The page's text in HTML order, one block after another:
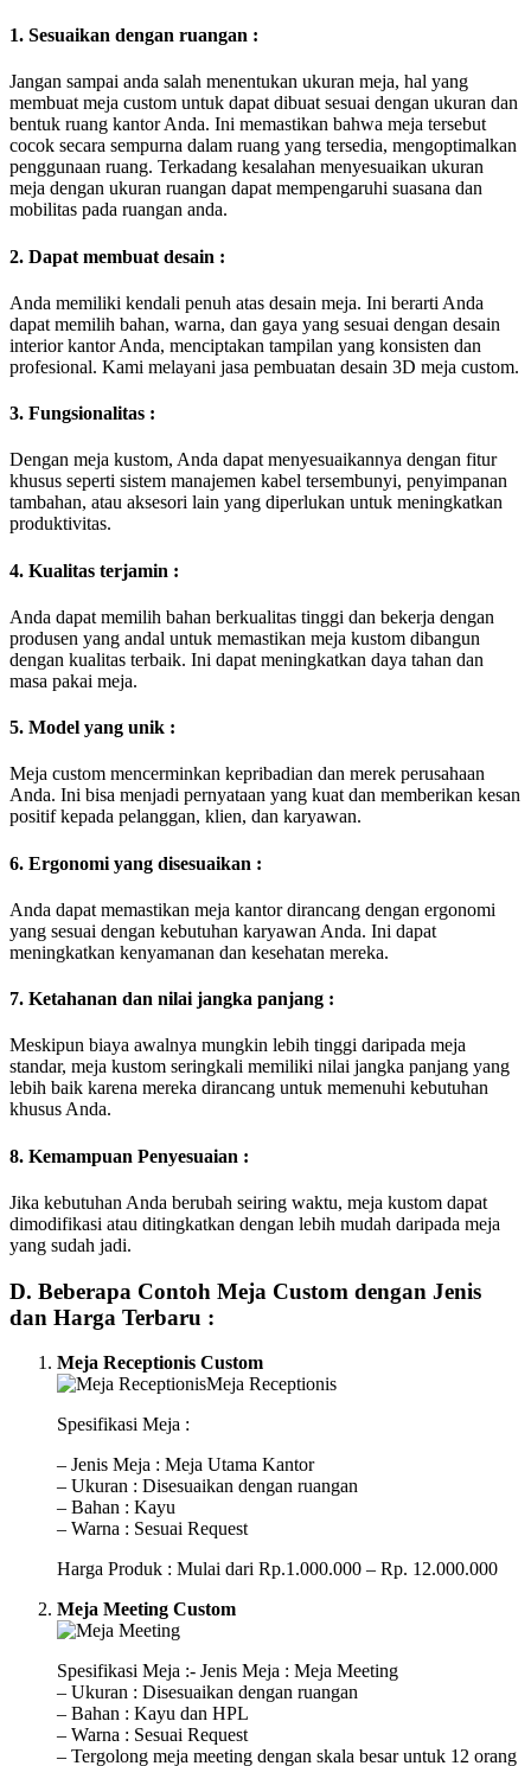
1. Sesuaikan dengan ruangan :
Jangan sampai anda salah menentukan ukuran meja, hal yang
membuat meja custom untuk dapat dibuat sesuai dengan ukuran dan
bentuk ruang kantor Anda. Ini memastikan bahwa meja tersebut
cocok secara sempurna dalam ruang yang tersedia, mengoptimalkan
penggunaan ruang. Terkadang kesalahan menyesuaikan ukuran
meja dengan ukuran ruangan dapat mempengaruhi suasana dan
mobilitas pada ruangan anda.
2. Dapat membuat desain :
Anda memiliki kendali penuh atas desain meja. Ini berarti Anda
dapat memilih bahan, warna, dan gaya yang sesuai dengan desain
interior kantor Anda, menciptakan tampilan yang konsisten dan
profesional. Kami melayani jasa pembuatan desain 3D meja custom.
3. Fungsionalitas :
Dengan meja kustom, Anda dapat menyesuaikannya dengan fitur
khusus seperti sistem manajemen kabel tersembunyi, penyimpanan
tambahan, atau aksesori lain yang diperlukan untuk meningkatkan
produktivitas.
4. Kualitas terjamin :
Anda dapat memilih bahan berkualitas tinggi dan bekerja dengan
produsen yang andal untuk memastikan meja kustom dibangun
dengan kualitas terbaik. Ini dapat meningkatkan daya tahan dan
masa pakai meja.
5. Model yang unik :
Meja custom mencerminkan kepribadian dan merek perusahaan
Anda. Ini bisa menjadi pernyataan yang kuat dan memberikan kesan
positif kepada pelanggan, klien, dan karyawan.
6. Ergonomi yang disesuaikan :
Anda dapat memastikan meja kantor dirancang dengan ergonomi
yang sesuai dengan kebutuhan karyawan Anda. Ini dapat
meningkatkan kenyamanan dan kesehatan mereka.
7. Ketahanan dan nilai jangka panjang :
Meskipun biaya awalnya mungkin lebih tinggi daripada meja
standar, meja kustom seringkali memiliki nilai jangka panjang yang
lebih baik karena mereka dirancang untuk memenuhi kebutuhan
khusus Anda.
8. Kemampuan Penyesuaian :
Jika kebutuhan Anda berubah seiring waktu, meja kustom dapat
dimodifikasi atau ditingkatkan dengan lebih mudah daripada meja
yang sudah jadi.
D. Beberapa Contoh Meja Custom dengan Jenis
dan Harga Terbaru :
Meja Receptionis Custom
Spesifikasi Meja :
– Jenis Meja : Meja Utama Kantor
– Ukuran : Disesuaikan dengan ruangan
– Bahan : Kayu
– Warna : Sesuai Request
Harga Produk : Mulai dari Rp.1.000.000 – Rp. 12.000.000
Meja Meeting Custom
Spesifikasi Meja :- Jenis Meja : Meja Meeting
– Ukuran : Disesuaikan dengan ruangan
– Bahan : Kayu dan HPL
– Warna : Sesuai Request
– Tergolong meja meeting dengan skala besar untuk 12 orang